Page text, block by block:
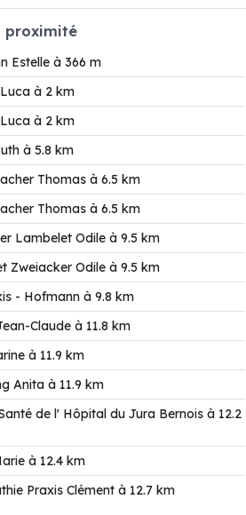
proximité
Estelle à 366 m
à 2 km
à 2 km
à 5.8 km
Thomas à 6.5 km
Thomas à 6.5 km
Lambelet Odile à 9.5 km
Zweiacker Odile à 9.5 km
- Hofmann à 9.8 km
Claude à 11.8 km
à 11.9 km
Anita à 11.9 km
de l' Hôpital du Jura Bernois à 12.2
à 12.4 km
Praxis Clément à 12.7 km